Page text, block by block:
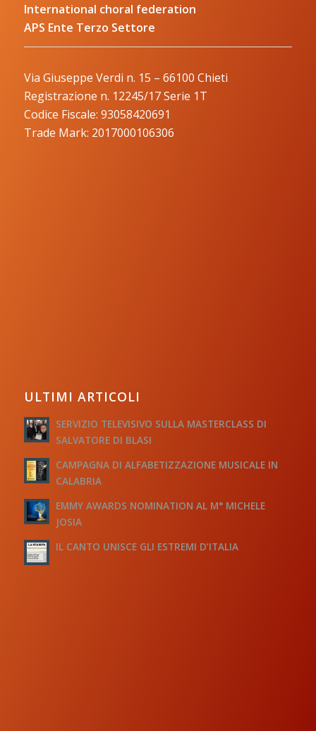
International choral federation
APS Ente Terzo Settore
Via Giuseppe Verdi n. 15 – 66100 Chieti
Registrazione n. 12245/17 Serie 1T
Codice Fiscale: 93058420691
Trade Mark: 2017000106306
ULTIMI ARTICOLI
SERVIZIO TELEVISIVO SULLA MASTERCLASS DI
SALVATORE DI BLASI
CAMPAGNA DI ALFABETIZZAZIONE MUSICALE IN
CALABRIA
EMMY AWARDS NOMINATION AL M° MICHELE
JOSIA
IL CANTO UNISCE GLI ESTREMI D’ITALIA